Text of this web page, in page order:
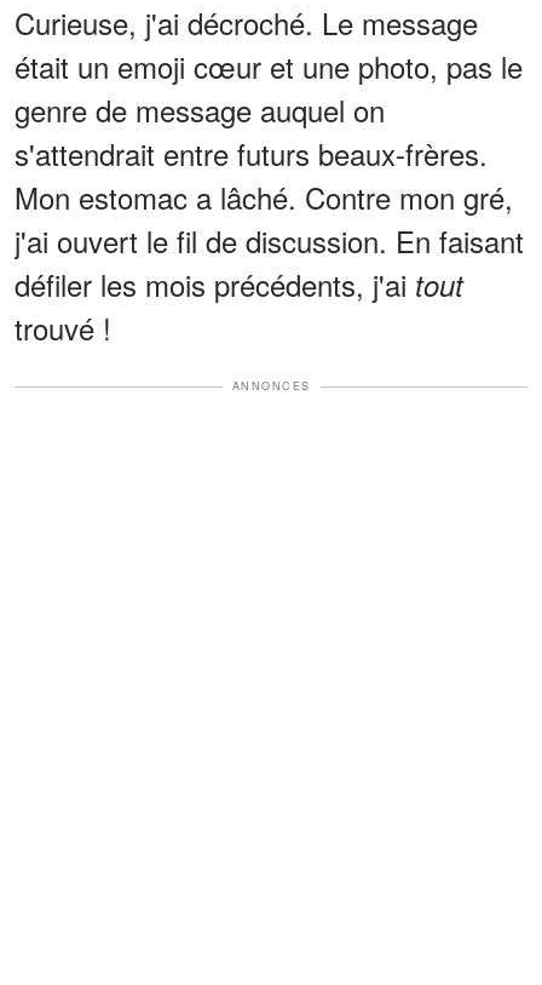
Curieuse, j'ai décroché. Le message
était un emoji cœur et une photo, pas le
genre de message auquel on
s'attendrait entre futurs beaux-frères.
Mon estomac a lâché. Contre mon gré,
j'ai ouvert le fil de discussion. En faisant
défiler les mois précédents, j'ai tout
trouvé !
ANNONCES